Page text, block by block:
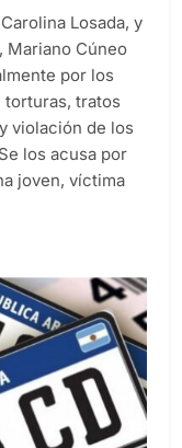
Losada, y
Mariano Cúneo
por los
tratos
violación de los
los acusa por
joven, víctima